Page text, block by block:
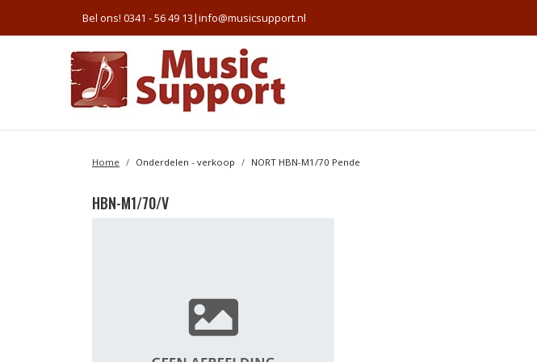
Bel ons! 0341 - 56 49 13|info@musicsupport.nl
Home Onderdelen - verkoop NORT HBN-M1/70 Pende
HBN-M1/70/V